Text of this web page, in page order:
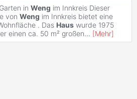
in Weng im Innkreis Dieser
von Weng im Innkreis bietet eine
. Das Haus wurde 1975
einen ca. 50 m² großen... [Mehr]